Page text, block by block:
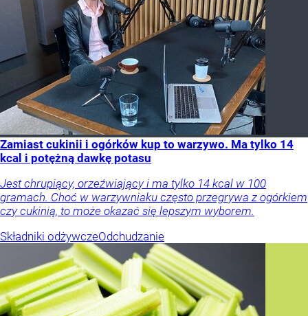
Zamiast cukinii i ogórków kup to warzywo. Ma tylko 14
kcal i potężną dawkę potasu
Jest chrupiący, orzeźwiający i ma tylko 14 kcal w 100
gramach. Choć w warzywniaku często przegrywa z ogórkiem
czy cukinią, to może okazać się lepszym wyborem.
Składniki odżywczeOdchudzanie